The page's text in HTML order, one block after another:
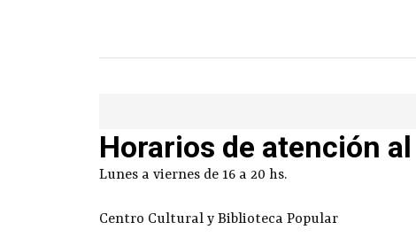
Horarios de atención
Lunes a viernes de 16 a 20 hs.
Centro Cultural y Biblioteca Popular